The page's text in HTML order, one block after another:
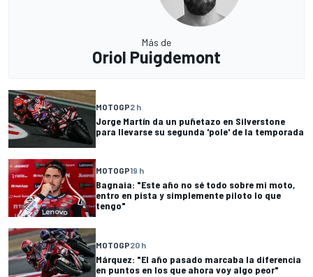
Más de
Oriol Puigdemont
MOTOGP2 h
Jorge Martín da un puñetazo en Silverstone
para llevarse su segunda 'pole' de la temporada
MOTOGP19 h
Bagnaia: "Este año no sé todo sobre mi moto,
entro en pista y simplemente piloto lo que
tengo"
MOTOGP20 h
Márquez: "El año pasado marcaba la diferencia
en puntos en los que ahora voy algo peor"